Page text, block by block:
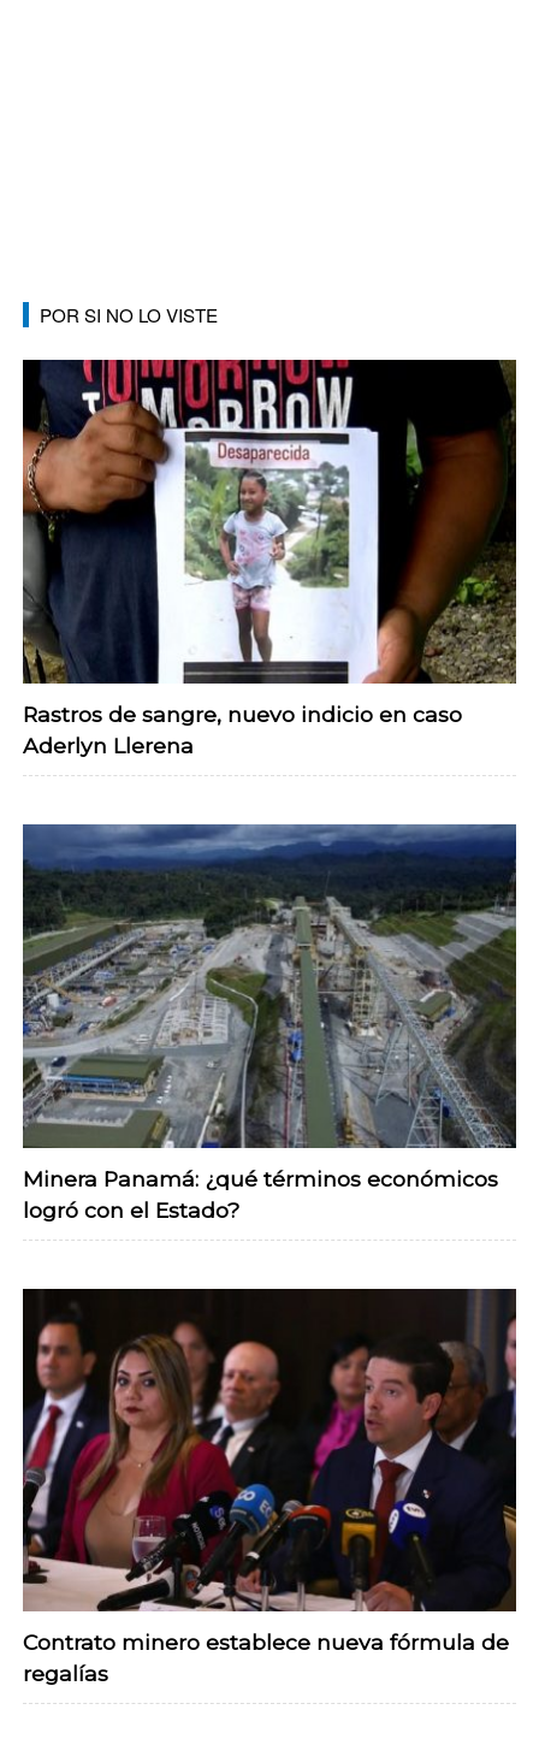
POR SI NO LO VISTE
Rastros de sangre, nuevo indicio en caso
Aderlyn Llerena
Minera Panamá: ¿qué términos económicos
logró con el Estado?
Contrato minero establece nueva fórmula de
regalías